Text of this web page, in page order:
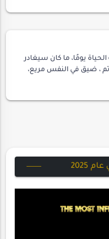
القديمة..في غفلة من القر
يومًا، ما كان سيغادر
، ضيق في النفس مريع،
اليه اصدقاؤ…